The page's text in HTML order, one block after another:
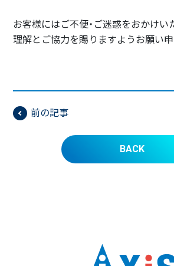
お客様にはご不便・ご迷惑をおかけい
理解とご協力を賜りますようお願い申
前の記事
BACK